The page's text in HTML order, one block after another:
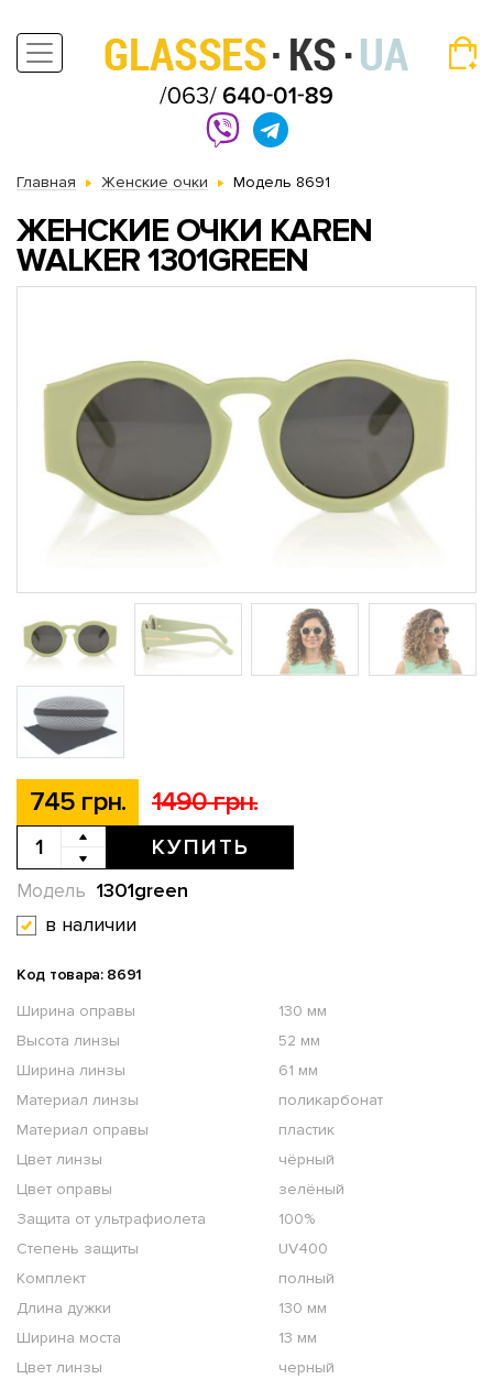
Главная Женские очки Модель 8691
ЖЕНСКИЕ ОЧКИ KAREN
WALKER 1301GREEN
745 грн. 1490 грн.
КУПИТЬ
1301green
Модель
в наличии
Код товара: 8691
Ширина оправы
130 мм
Высота линзы
52 мм
Ширина линзы
61 мм
Материал линзы
поликарбонат
Материал оправы
пластик
Цвет линзы
чёрный
Цвет оправы
зелёный
Защита от ультрафиолета
100%
Степень защиты
UV400
Комплект
полный
Длина дужки
130 мм
Ширина моста
13 мм
Цвет линзы
черный